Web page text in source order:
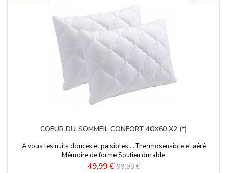
COEUR DU SOMMEIL CONFORT 40X60 X2 (*)
A vous les nuits douces et paisibles ... Thermosensible et aéré
Mémoire de forme Soutien durable
Prix
49,99 € Prix
99,98 €